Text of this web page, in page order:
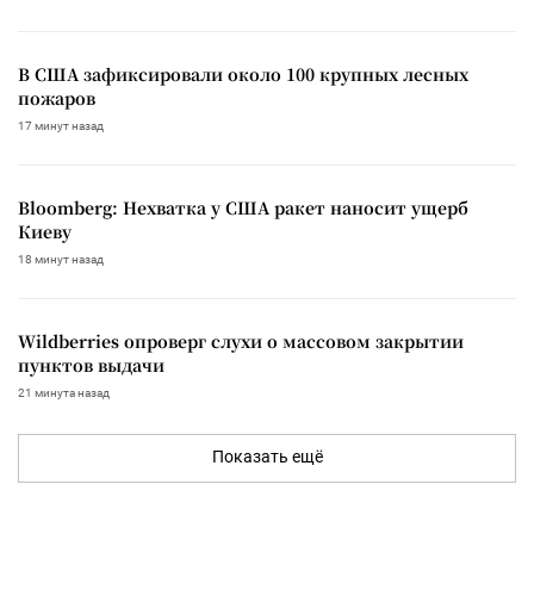
В США зафиксировали около 100 крупных лесных
пожаров
17 минут назад
Bloomberg: Нехватка у США ракет наносит ущерб
Киеву
18 минут назад
Wildberries опроверг слухи о массовом закрытии
пунктов выдачи
21 минута назад
Показать ещё